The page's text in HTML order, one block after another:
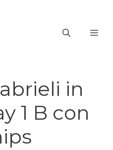
in
1 B con